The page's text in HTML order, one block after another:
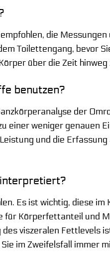
die
Toilettengang, bevor
über die Zeit hinweg
benutzen?
der
einer weniger genauen
und die
Es ist wichtig, diese
für Körperfettanteil und
viszeralen Fettlevels
im Zweifelsfall immer